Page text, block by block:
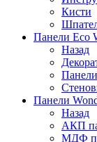
Кисти
Панели Eco
Назад
Панели
Назад
АКП
МДФ